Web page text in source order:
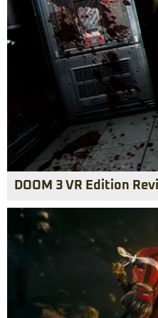
DOOM 3 VR Edition